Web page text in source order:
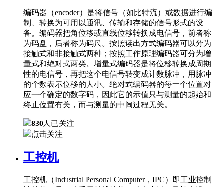
编码器（encoder）是将信号（如比特流）或数据进行编
制、转换为可用以通讯、传输和存储的信号形式的设
备。编码器把角位移或直线位移转换成电信号，前者称
为码盘，后者称为码尺。按照读出方式编码器可以分为
接触式和非接触式两种；按照工作原理编码器可分为增
量式和绝对式两类。增量式编码器是将位移转换成周期
性的电信号，再把这个电信号转变成计数脉冲，用脉冲
的个数表示位移的大小。绝对式编码器的每一个位置对
应一个确定的数字码，因此它的示值只与测量的起始和
终止位置有关，而与测量的中间过程无关。
830人已关注
点击关注
工控机
工控机（Industrial Personal Computer，IPC）即工业控制